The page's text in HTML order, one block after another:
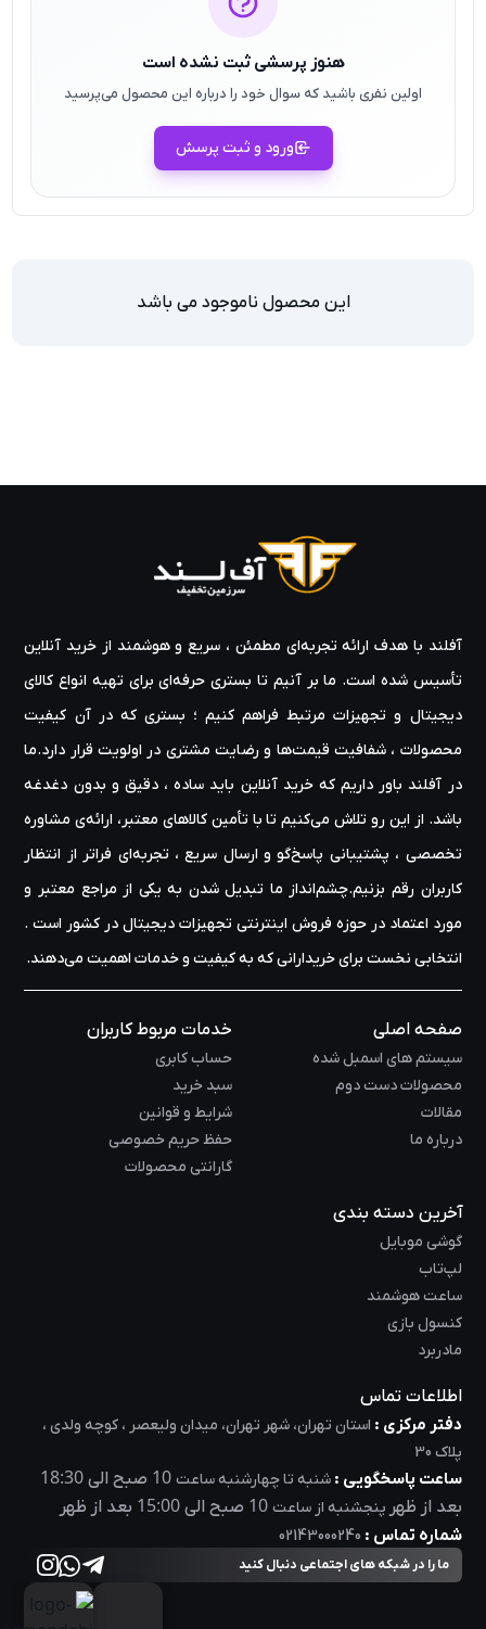
هنوز پرسشی ثبت نشده است
اولین نفری باشید که سوال خود را درباره این محصول می‌پرسید
ورود و ثبت پرسش
این محصول ناموجود می باشد
آفلند با هدف ارائه‌ تجربه‌ای مطمئن ، سریع و هوشمند از خرید آنلاین
تأسیس شده است. ما بر آنیم تا بستری حرفه‌ای برای تهیه‌ انواع کالای
دیجیتال و تجهیزات مرتبط فراهم کنیم ؛ بستری که در آن کیفیت
محصولات ، شفافیت قیمت‌ها و رضایت مشتری در اولویت قرار دارد.ما
در آفلند باور داریم که خرید آنلاین باید ساده ، دقیق و بدون دغدغه
باشد. از این رو تلاش می‌کنیم تا با تأمین کالاهای معتبر، ارائه‌ی مشاوره‌
تخصصی ، پشتیبانی پاسخ‌گو و ارسال سریع ، تجربه‌ای فراتر از انتظار
کاربران رقم بزنیم.چشم‌انداز ما تبدیل شدن به یکی از مراجع معتبر و
مورد اعتماد در حوزه‌ فروش اینترنتی تجهیزات دیجیتال در کشور است .
انتخابی نخست برای خریدارانی که به کیفیت و خدمات اهمیت می‌دهند.
صفحه اصلی
سیستم های اسمبل شده
محصولات دست دوم
مقالات
درباره ما
خدمات مربوط کاربران
حساب کابری
سبد خرید
شرایط و قوانین
حفظ حریم خصوصی
گارانتی محصولات
آخرین دسته بندی
گوشی موبایل
لپ‌تاب
ساعت هوشمند
کنسول بازی
مادربرد
اطلاعات تماس
دفتر مرکزی : استان تهران، شهر تهران، میدان ولیعصر ، کوچه ولدی ،
پلاک 30
ساعت پاسخگویی : شنبه تا چهارشنبه ساعت 10 صبح الی18:30
بعد از ظهر پنجشنبه از ساعت 10 صبح الی15:00 بعد از ظهر
شماره تماس : 02143000240
ما را در شبکه های اجتماعی دنبال کنید